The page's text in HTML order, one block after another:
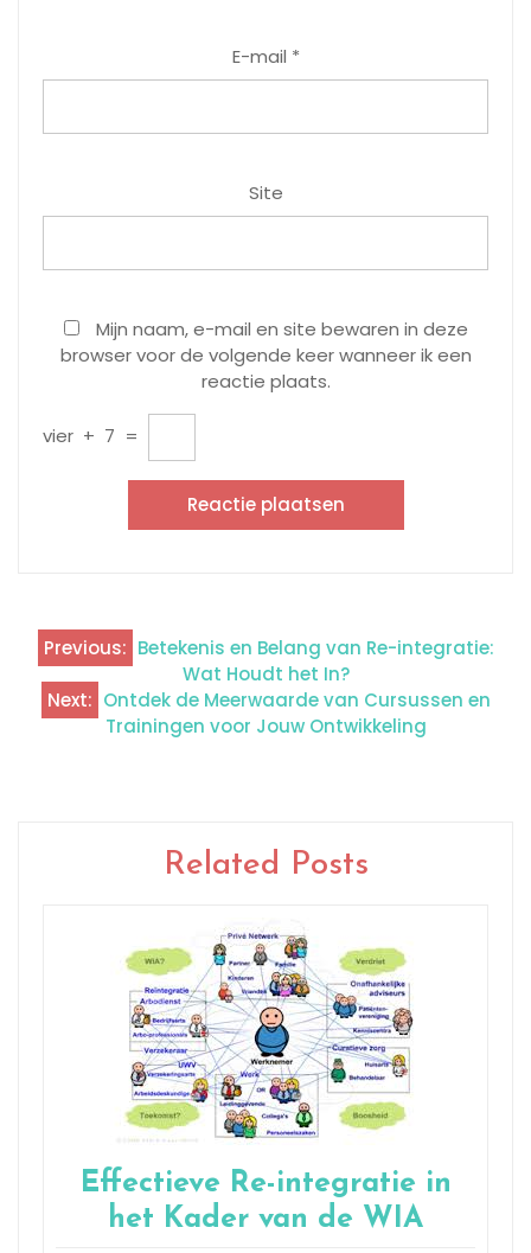
E-mail *
Site
Mijn naam, e-mail en site bewaren in deze
browser voor de volgende keer wanneer ik een
reactie plaats.
vier + 7 =
Berichtnavigatie
Previous: Betekenis en Belang van Re-integratie:
Wat Houdt het In?
Next: Ontdek de Meerwaarde van Cursussen en
Trainingen voor Jouw Ontwikkeling
Related Posts
Effectieve Re-integratie in
het Kader van de WIA